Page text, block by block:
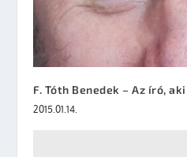
F. Tóth Benedek – Az író,
2015.01.14.